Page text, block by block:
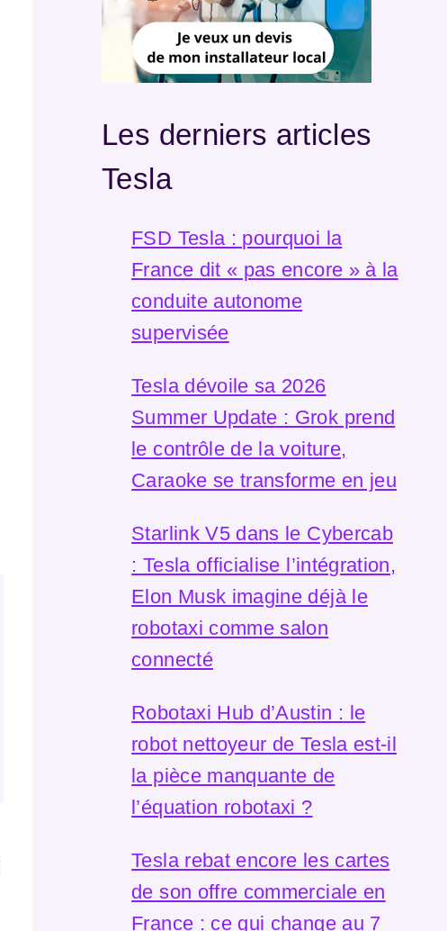
Les derniers articles
Tesla
FSD Tesla : pourquoi la
France dit « pas encore » à la
conduite autonome
supervisée
Tesla dévoile sa 2026
Summer Update : Grok prend
le contrôle de la voiture,
Caraoke se transforme en jeu
Starlink V5 dans le Cybercab
: Tesla officialise l’intégration,
Elon Musk imagine déjà le
robotaxi comme salon
connecté
Robotaxi Hub d’Austin : le
robot nettoyeur de Tesla est-il
la pièce manquante de
l’équation robotaxi ?
Tesla rebat encore les cartes
de son offre commerciale en
France : ce qui change au 7